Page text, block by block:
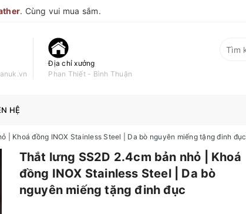
. Cùng vui mua sắm.
Địa chỉ xưởng
Phan Thiết - Bình Thuận
HỆ
| Khoá đồng INOX Stainless Steel | Da bò nguyên miếng tặng đinh đục
Thắt lưng SS2D 2.4cm bản nhỏ | Khoá
đồng INOX Stainless Steel | Da bò
nguyên miếng tặng đinh đục